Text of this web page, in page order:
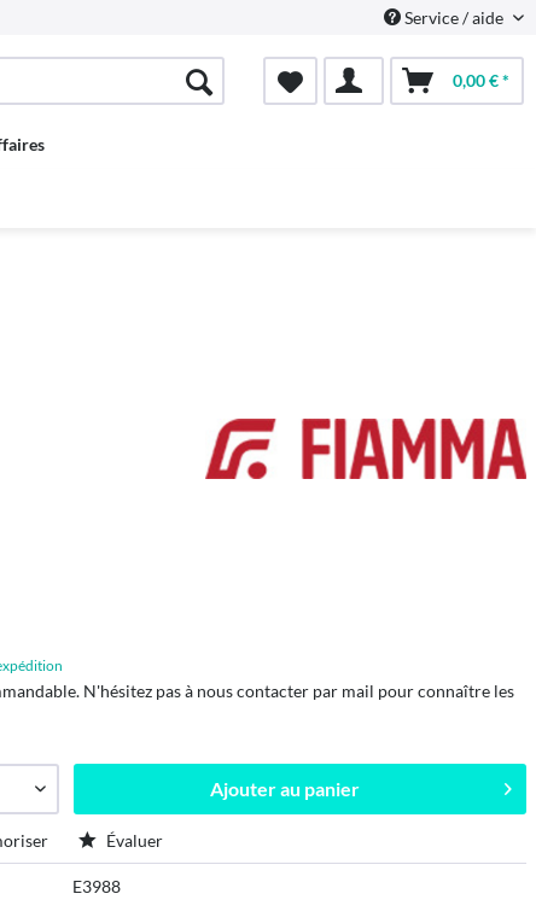
Service / aide
0,00 € *
N'hésitez pas à nous contacter par mail pour connaître les
Ajouter au panier
Évaluer
E3988